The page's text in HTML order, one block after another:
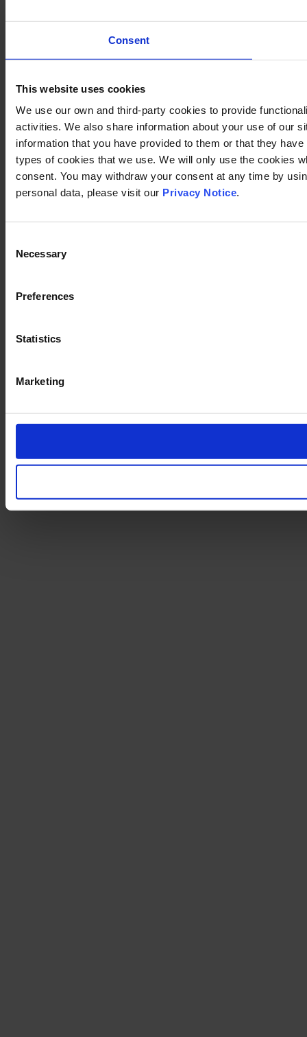
Consent
This website uses cookies
We use our own and third-party cookies to provide
activities. We also share information about your use of our
information that you have provided to them or that they
types of cookies that we use. We will only use the cookies
consent. You may withdraw your consent at any time by
personal data, please visit our Privacy Notice.
Selection
Necessary
Preferences
Statistics
Marketing